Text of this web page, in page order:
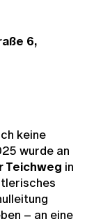
6,
keine
wurde an
Teichweg in
– an eine